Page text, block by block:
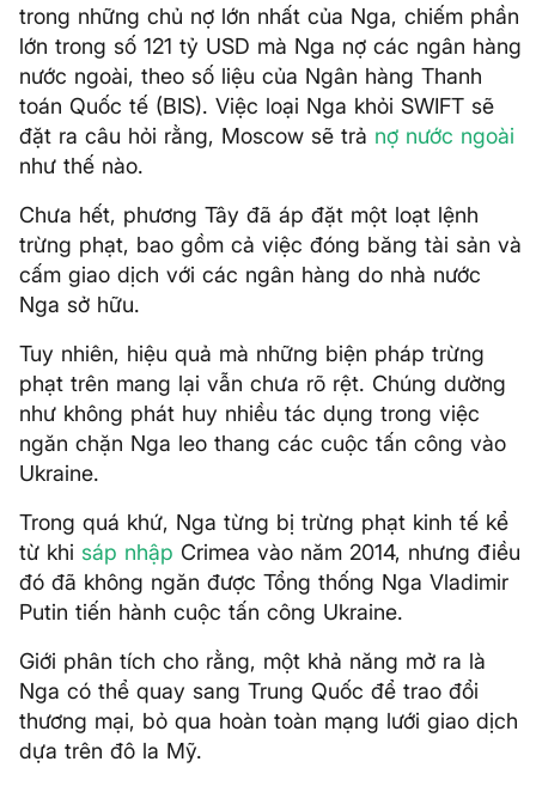
trong những chủ nợ lớn nhất của Nga, chiếm phần
lớn trong số 121 tỷ USD mà Nga nợ các ngân hàng
nước ngoài, theo số liệu của Ngân hàng Thanh
toán Quốc tế (BIS). Việc loại Nga khỏi SWIFT sẽ
đặt ra câu hỏi rằng, Moscow sẽ trả nợ nước ngoài
như thế nào.
Chưa hết, phương Tây đã áp đặt một loạt lệnh
trừng phạt, bao gồm cả việc đóng băng tài sản và
cấm giao dịch với các ngân hàng do nhà nước
Nga sở hữu.
Tuy nhiên, hiệu quả mà những biện pháp trừng
phạt trên mang lại vẫn chưa rõ rệt. Chúng dường
như không phát huy nhiều tác dụng trong việc
ngăn chặn Nga leo thang các cuộc tấn công vào
Ukraine.
Trong quá khứ, Nga từng bị trừng phạt kinh tế kể
từ khi sáp nhập Crimea vào năm 2014, nhưng điều
đó đã không ngăn được Tổng thống Nga Vladimir
Putin tiến hành cuộc tấn công Ukraine.
Giới phân tích cho rằng, một khả năng mở ra là
Nga có thể quay sang Trung Quốc để trao đổi
thương mại, bỏ qua hoàn toàn mạng lưới giao dịch
dựa trên đô la Mỹ.